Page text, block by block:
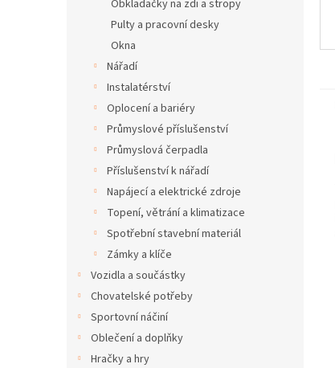
Obkladačky na zdi a stropy
Pulty a pracovní desky
Okna
Nářadí
Instalatérství
Oplocení a bariéry
Průmyslové příslušenství
Průmyslová čerpadla
Příslušenství k nářadí
Napájecí a elektrické zdroje
Topení, větrání a klimatizace
Spotřební stavební materiál
Zámky a klíče
Vozidla a součástky
Chovatelské potřeby
Sportovní náčiní
Oblečení a doplňky
Hračky a hry